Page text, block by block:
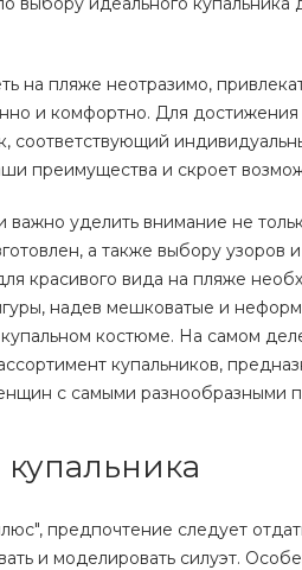
на пляже неотразимо,
и комфортно. Для
соответствующий
преимущества и скроет
уделить внимание не
а также выбору узоров
красивого вида на пляже
надев мешковатые и
костюме. На самом
купальников,
с самыми разнообразными
предпочтение следует
и моделировать силуэт.